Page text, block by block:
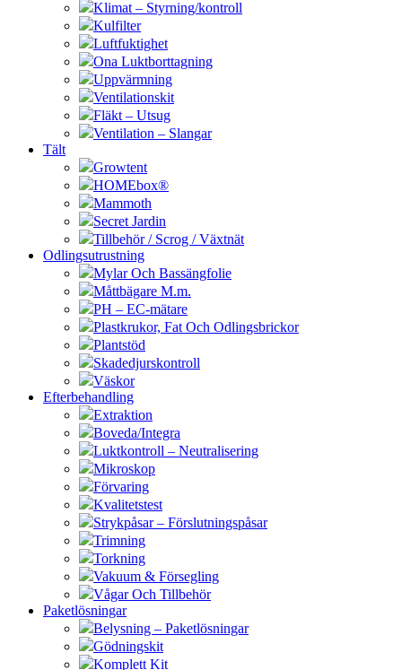
Klimat – Styrning/kontroll
Kulfilter
Luftfuktighet
Ona Luktborttagning
Uppvärmning
Ventilationskit
Fläkt – Utsug
Ventilation – Slangar
Tält
Growtent
HOMEbox®
Mammoth
Secret Jardin
Tillbehör / Scrog / Växtnät
Odlingsutrustning
Mylar Och Bassängfolie
Måttbägare M.m.
PH – EC-mätare
Plastkrukor, Fat Och Odlingsbrickor
Plantstöd
Skadedjurskontroll
Väskor
Efterbehandling
Extraktion
Boveda/Integra
Luktkontroll – Neutralisering
Mikroskop
Förvaring
Kvalitetstest
Strykpåsar – Förslutningspåsar
Trimning
Torkning
Vakuum & Försegling
Vågar Och Tillbehör
Paketlösningar
Belysning – Paketlösningar
Gödningskit
Komplett Kit